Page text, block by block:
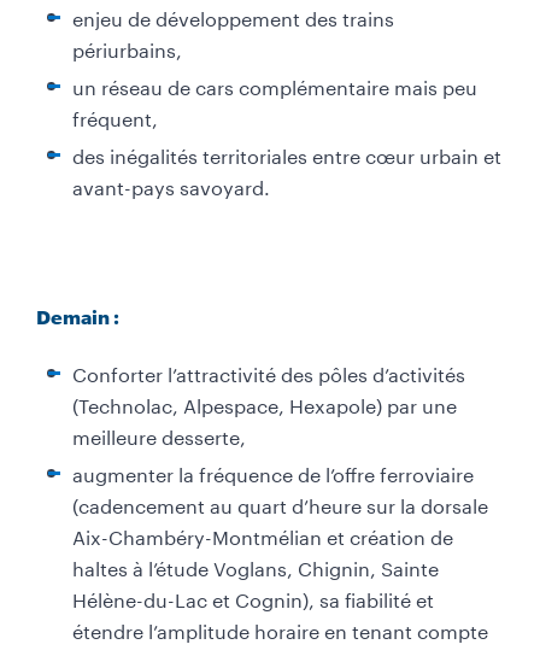
enjeu de développement des trains
périurbains,
un réseau de cars complémentaire mais peu
fréquent,
des inégalités territoriales entre cœur urbain et
avant-pays savoyard.
Demain :
Conforter l’attractivité des pôles d’activités
(Technolac, Alpespace, Hexapole) par une
meilleure desserte,
augmenter la fréquence de l’offre ferroviaire
(cadencement au quart d’heure sur la dorsale
Aix-Chambéry-Montmélian et création de
haltes à l’étude Voglans, Chignin, Sainte
Hélène-du-Lac et Cognin), sa fiabilité et
étendre l’amplitude horaire en tenant compte